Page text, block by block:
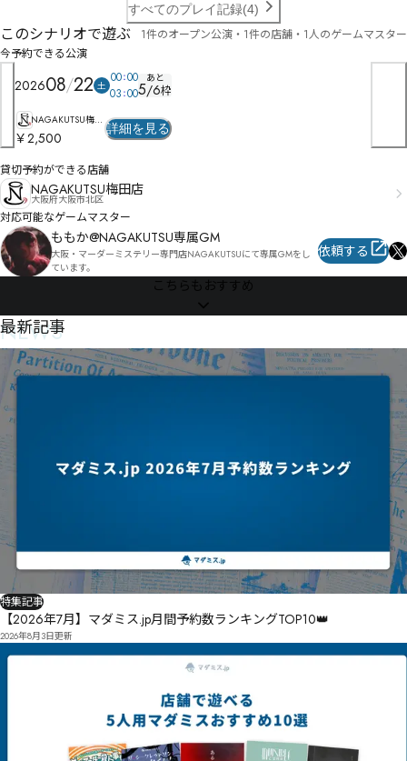
すべてのプレイ記録(4)
このシナリオで遊ぶ
1件のオープン公演・1件の店舗・1人のゲームマスター
今予約できる公演
202608 22 土 00 00
03 00
あと
5/6枠
NAGAKUTSU梅
田店
￥2,500
詳細を見る
貸切予約ができる店舗
NAGAKUTSU梅田店
大阪府大阪市北区
対応可能なゲームマスター
ももか@NAGAKUTSU専属GM
大阪・マーダーミステリー専門店NAGAKUTSUにて専属GMをし
ています。
依頼する
こちらもおすすめ
NEWS
最新記事
特集記事
【2026年7月】マダミス.jp月間予約数ランキングTOP10👑
2026年8月3日更新